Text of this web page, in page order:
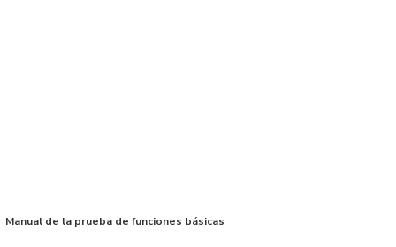
Manual de la prueba de funciones básicas